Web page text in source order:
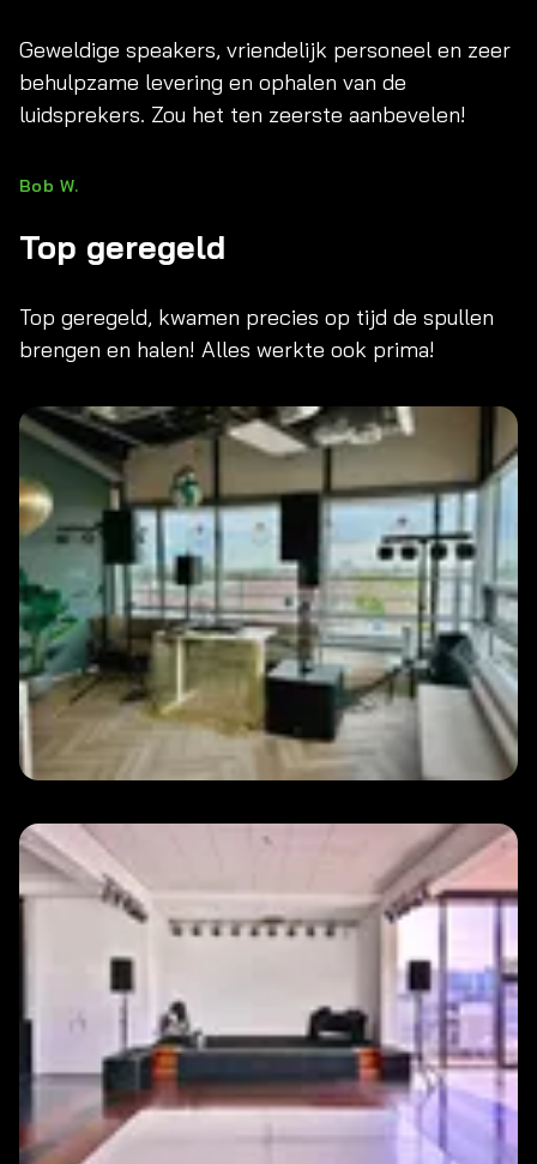
Geweldige speakers, vriendelijk personeel en zeer
behulpzame levering en ophalen van de
luidsprekers. Zou het ten zeerste aanbevelen!
Bob W.
Top geregeld
Top geregeld, kwamen precies op tijd de spullen
brengen en halen! Alles werkte ook prima!